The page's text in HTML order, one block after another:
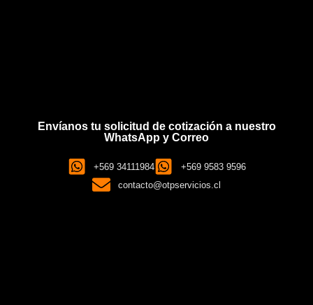
Envíanos tu solicitud de cotización a nuestro
WhatsApp y Correo
+569 34111984
+569 9583 9596
contacto@otpservicios.cl